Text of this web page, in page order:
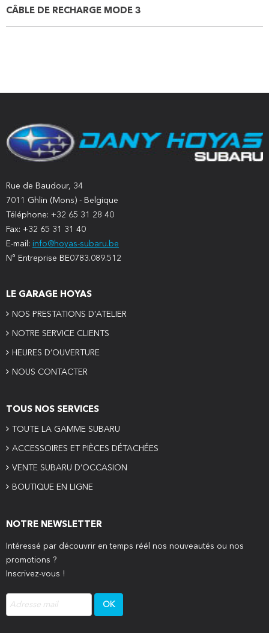
CÂBLE DE RECHARGE MODE 3
Rue de Baudour, 34
7011 Ghlin (Mons) - Belgique
Téléphone: +32 65 31 28 40
Fax: +32 65 31 31 40
E-mail: info@hoyas-subaru.be
N° Entreprise BE0783.089.512
LE GARAGE HOYAS
NOS PRESTATIONS D'ATELIER
NOTRE SERVICE CLIENTS
HEURES D’OUVERTURE
NOUS CONTACTER
TOUS NOS SERVICES
TOUTE LA GAMME SUBARU
ACCESSOIRES ET PIÈCES DÉTACHÉES
VENTE SUBARU D’OCCASION
BOUTIQUE EN LIGNE
NOTRE NEWSLETTER
Intéressé par découvrir en temps réél nos nouveautés ou nos
promotions ?
Inscrivez-vous !